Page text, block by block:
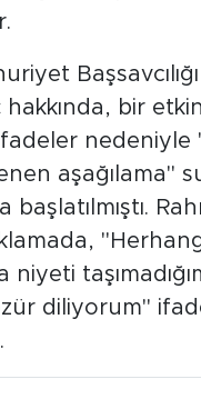
hakkında, bir
ifadeler nedeniyle
aşağılama"
niyeti
diliyorum"